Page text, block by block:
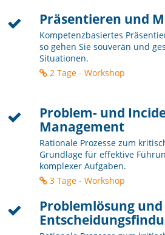
Präsentieren und
Kompetenzbasiertes
so gehen Sie souverän und
Situationen.
2 Tage - Workshop
Problem- und
Management
Rationale Prozesse zum
Grundlage für effektive
komplexer Aufgaben.
3 Tage - Workshop
Problemlösung und